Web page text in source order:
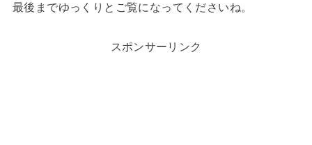
最後までゆっくりとご覧になってくださいね。
スポンサーリンク